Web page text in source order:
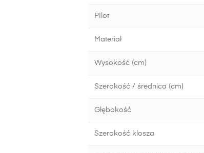
PIlot
Materiał
Wysokość (cm)
Szerokość / średnica (cm)
Głębokość
Szerokość klosza